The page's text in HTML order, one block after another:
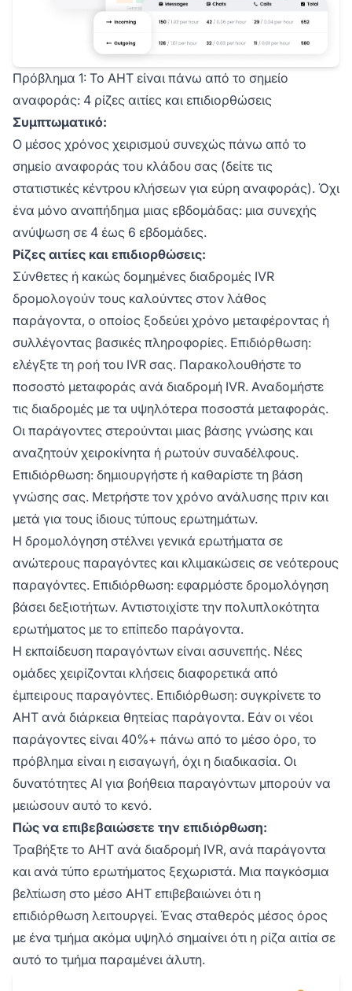
Πρόβλημα 1: Το AHT είναι πάνω από το σημείο
αναφοράς: 4 ρίζες αιτίες και επιδιορθώσεις
Συμπτωματικό:
Ο μέσος χρόνος χειρισμού συνεχώς πάνω από το
σημείο αναφοράς του κλάδου σας (δείτε τις
στατιστικές κέντρου κλήσεων για εύρη αναφοράς). Όχι
ένα μόνο αναπήδημα μιας εβδομάδας: μια συνεχής
ανύψωση σε 4 έως 6 εβδομάδες.
Ρίζες αιτίες και επιδιορθώσεις:
Σύνθετες ή κακώς δομημένες διαδρομές IVR
δρομολογούν τους καλούντες στον λάθος
παράγοντα, ο οποίος ξοδεύει χρόνο μεταφέροντας ή
συλλέγοντας βασικές πληροφορίες. Επιδιόρθωση:
ελέγξτε τη ροή του IVR σας. Παρακολουθήστε το
ποσοστό μεταφοράς ανά διαδρομή IVR. Αναδομήστε
τις διαδρομές με τα υψηλότερα ποσοστά μεταφοράς.
Οι παράγοντες στερούνται μιας βάσης γνώσης και
αναζητούν χειροκίνητα ή ρωτούν συναδέλφους.
Επιδιόρθωση: δημιουργήστε ή καθαρίστε τη βάση
γνώσης σας. Μετρήστε τον χρόνο ανάλυσης πριν και
μετά για τους ίδιους τύπους ερωτημάτων.
Η δρομολόγηση στέλνει γενικά ερωτήματα σε
ανώτερους παραγόντες και κλιμακώσεις σε νεότερους
παραγόντες. Επιδιόρθωση: εφαρμόστε δρομολόγηση
βάσει δεξιοτήτων. Αντιστοιχίστε την πολυπλοκότητα
ερωτήματος με το επίπεδο παράγοντα.
Η εκπαίδευση παραγόντων είναι ασυνεπής. Νέες
ομάδες χειρίζονται κλήσεις διαφορετικά από
έμπειρους παραγόντες. Επιδιόρθωση: συγκρίνετε το
AHT ανά διάρκεια θητείας παράγοντα. Εάν οι νέοι
παράγοντες είναι 40%+ πάνω από το μέσο όρο, το
πρόβλημα είναι η εισαγωγή, όχι η διαδικασία. Οι
δυνατότητες AI για βοήθεια παραγόντων μπορούν να
μειώσουν αυτό το κενό.
Πώς να επιβεβαιώσετε την επιδιόρθωση:
Τραβήξτε το AHT ανά διαδρομή IVR, ανά παράγοντα
και ανά τύπο ερωτήματος ξεχωριστά. Μια παγκόσμια
βελτίωση στο μέσο AHT επιβεβαιώνει ότι η
επιδιόρθωση λειτουργεί. Ένας σταθερός μέσος όρος
με ένα τμήμα ακόμα υψηλό σημαίνει ότι η ρίζα αιτία σε
αυτό το τμήμα παραμένει άλυτη.